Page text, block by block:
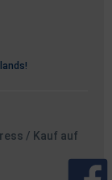
/ Kauf auf